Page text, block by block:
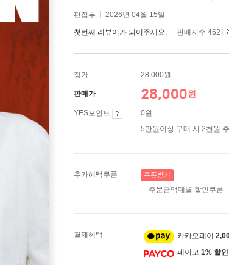
편집부 2026년 04월 15일
첫번째 리뷰어가 되어주세요. 판매지수 462
정가 28,000원
판매가 28,000원
YES포인트
0원
5만원이상 구매 시 2천원
추가혜택쿠폰 쿠폰받기
주문금액대별 할인쿠폰
결제혜택 카카오페이
페이코 1% 할인